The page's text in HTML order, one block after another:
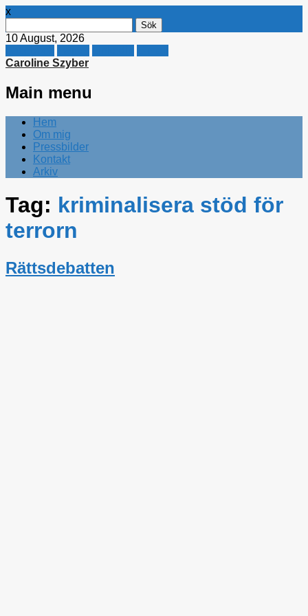
x
efter:
10 August, 2026
Caroline Szyber
Main menu
Skip
content
Hem
Om mig
Pressbilder
Kontakt
Arkiv
Tag: kriminalisera stöd för
terrorn
Rättsdebatten